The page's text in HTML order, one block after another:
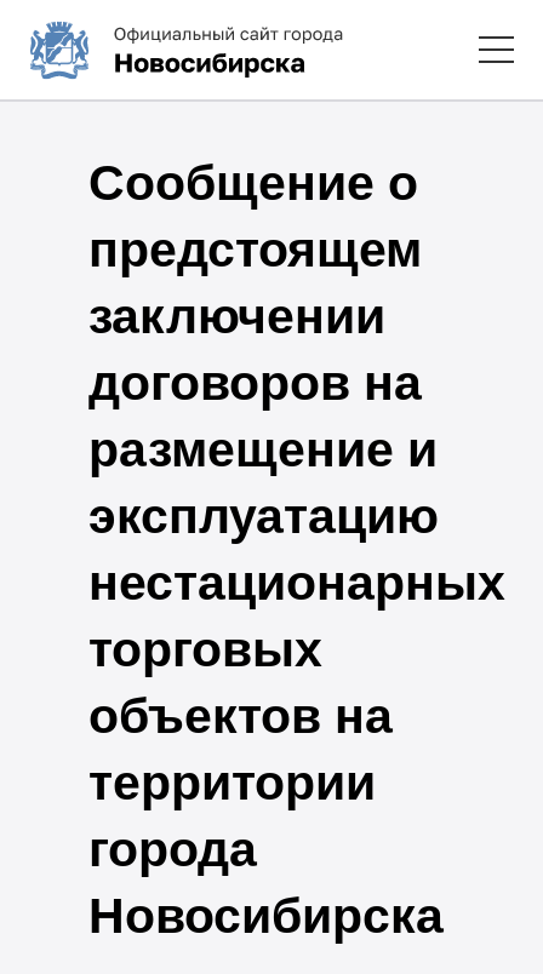
Сообщение о
предстоящем
заключении
договоров на
размещение и
эксплуатацию
нестационарных
торговых
объектов на
территории
города
Новосибирска